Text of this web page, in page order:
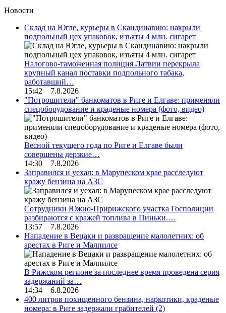
Новости
Склад на Югле, курьеры в Скандинавию: накрыли
подпольный цех упаковок, изъяты 4 млн. сигарет
Налогово-таможенная полиция Латвии перекрыла
крупный канал поставки подпольного табака,
работавший…
15:42 7.8.2026
"Потрошители" банкоматов в Риге и Елгаве: применяли
спецоборудование и краденые номера (фото, видео)
Весной текущего года по Риге и Елгаве были
совершены дерзкие…
14:30 7.8.2026
Заправился и уехал: в Марупеском крае расследуют
кражу бензина на АЗС
Сотрудники Южно-Пририжского участка Госполиции
разбираются с кражей топлива в Пиньки.…
13:57 7.8.2026
Нападение в Вецаки и развращение малолетних: об
арестах в Риге и Малпилсе
В Рижском регионе за последнее время проведена серия
задержаний за…
14:34 6.8.2026
400 литров похищенного бензина, наркотики, краденые
номера: в Риге задержали грабителей (2)